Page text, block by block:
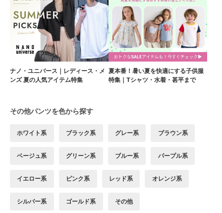
ナノ・ユニバース｜レディース・メ
ンズ 夏の人気アイテム特集
夏本番！暑い夏を快適にする子供服
特集｜Tシャツ・水着・甚平まで
その他パンツを色から探す
ホワイト系 ブラック系 グレー系 ブラウン系
ベージュ系 グリーン系 ブルー系 パープル系
イエロー系 ピンク系 レッド系 オレンジ系
シルバー系 ゴールド系 その他